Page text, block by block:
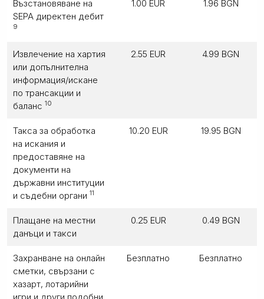
Възстановяване на
SEPA директен дебит
9
1.00 EUR 1.96 BGN
Извлечение на хартия
или допълнителна
информация/искане
по трансакции и
баланс 10
2.55 EUR 4.99 BGN
Такса за обработка
на искания и
предоставяне на
документи на
държавни институции
и съдебни органи 11
10.20 EUR 19.95 BGN
Плащане на местни
данъци и такси
0.25 EUR 0.49 BGN
Захранване на онлайн
сметки, свързани с
хазарт, лотарийни
Безплатно Безплатно